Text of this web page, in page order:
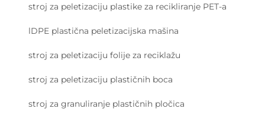
stroj za peletizaciju plastike za recikliranje PET-a
lDPE plastična peletizacijska mašina
stroj za peletizaciju folije za reciklažu
stroj za peletizaciju plastičnih boca
stroj za granuliranje plastičnih pločica